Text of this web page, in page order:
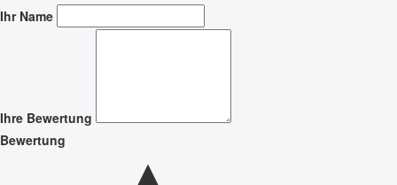
Ihr Name
Ihre Bewertung
Bewertung